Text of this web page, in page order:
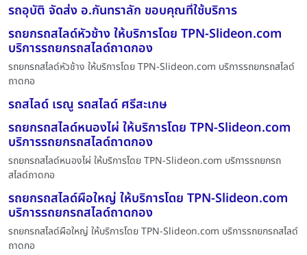
รถอุบัติ จัดส่ง อ.กันทราลัก ขอบคุณที่ใช้บริการ
รถยกรถสไลด์หัวช้าง ให้บริการโดย TPN-Slideon.com
บริการรถยกรถสไลด์ถาดกอง
รถยกรถสไลด์หัวช้าง ให้บริการโดย TPN-Slideon.com บริการรถยกรถสไลด์
ถาดกอ
รถสไลด์ เรณู รถสไลด์ ศรีสะเกษ
รถยกรถสไลด์หนองไผ่ ให้บริการโดย TPN-Slideon.com
บริการรถยกรถสไลด์ถาดกอง
รถยกรถสไลด์หนองไผ่ ให้บริการโดย TPN-Slideon.com บริการรถยกรถ
สไลด์ถาดกอ
รถยกรถสไลด์ผือใหญ่ ให้บริการโดย TPN-Slideon.com
บริการรถยกรถสไลด์ถาดกอง
รถยกรถสไลด์ผือใหญ่ ให้บริการโดย TPN-Slideon.com บริการรถยกรถสไลด์
ถาดกอ